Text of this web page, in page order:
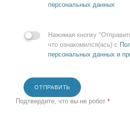
персональных данных
Нажимая кнопку
что ознакомился(ась) с
персональных данных и
ОТПРАВИТЬ
Подтвердите, что вы не робот *